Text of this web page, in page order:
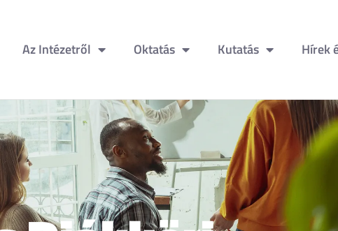
Az Intézetről Oktatás Kutatás Hírek